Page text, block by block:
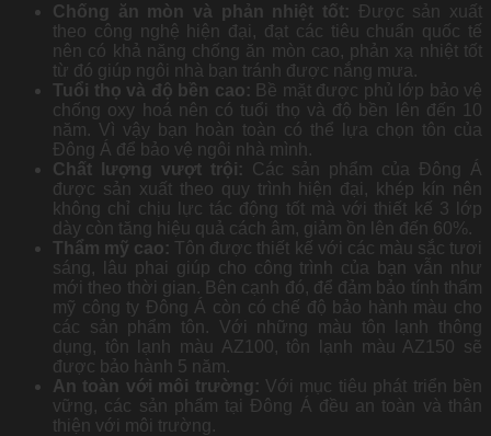
Chống ăn mòn và phản nhiệt tốt: Được sản xuất
theo công nghệ hiện đại, đạt các tiêu chuẩn quốc tế
nên có khả năng chống ăn mòn cao, phản xạ nhiệt tốt
từ đó giúp ngôi nhà bạn tránh được nắng mưa.
Tuổi thọ và độ bền cao: Bề mặt được phủ lớp bảo vệ
chống oxy hoá nên có tuổi thọ và độ bền lên đến 10
năm. Vì vậy bạn hoàn toàn có thể lựa chọn tôn của
Đông Á để bảo vệ ngôi nhà mình.
Chất lượng vượt trội: Các sản phẩm của Đông Á
được sản xuất theo quy trình hiện đại, khép kín nên
không chỉ chịu lực tác động tốt mà với thiết kế 3 lớp
dày còn tăng hiệu quả cách âm, giảm ồn lên đến 60%.
Thẩm mỹ cao: Tôn được thiết kế với các màu sắc tươi
sáng, lâu phai giúp cho công trình của bạn vẫn như
mới theo thời gian. Bên cạnh đó, để đảm bảo tính thẩm
mỹ công ty Đông Á còn có chế độ bảo hành màu cho
các sản phẩm tôn. Với những màu tôn lạnh thông
dụng, tôn lạnh màu AZ100, tôn lạnh màu AZ150 sẽ
được bảo hành 5 năm.
An toàn với môi trường: Với mục tiêu phát triển bền
vững, các sản phẩm tại Đông Á đều an toàn và thân
thiện với môi trường.